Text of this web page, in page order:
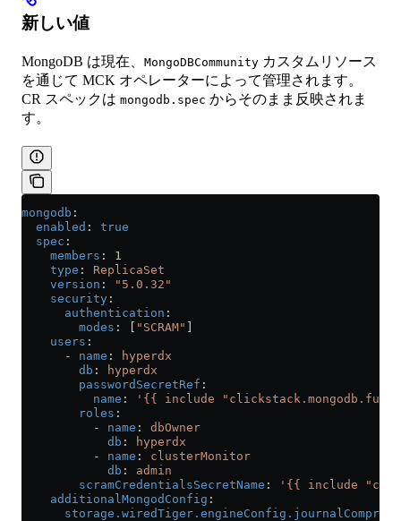
新しい値
MongoDB は現在、 MongoDBCommunity カスタムリソース
を通じて MCK オペレーターによって管理されます。
CR スペックは mongodb.spec からそのまま反映されま
す。
mongodb :
  enabled
: true
  spec
:
    members
: 1
    type
: ReplicaSet
    version
:
"5.0.32"
    security
:
      authentication
:
        modes
: [ "SCRAM"
    users
:
      -
name :
hyperdx
        db
:
hyperdx
        passwordSecretRef
:
          name
:
'{{ include
        roles
:
          -
name : dbOwner
            db
:
hyperdx
          -
name : clusterMonitor
            db
: admin
        scramCredentialsSecretName
:
'{{ include
    additionalMongodConfig
: